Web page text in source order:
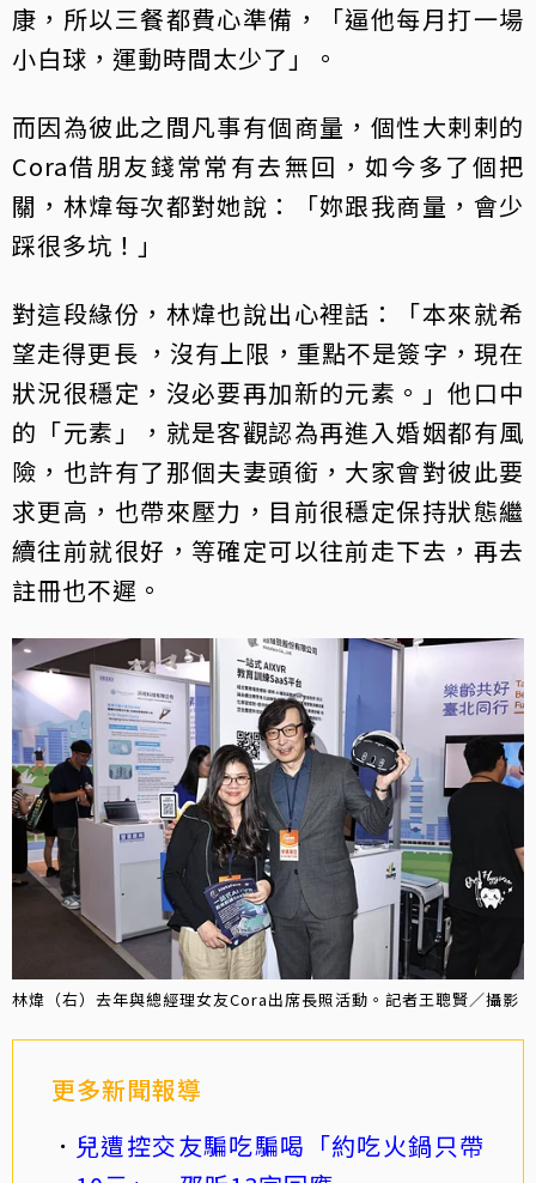
康，所以三餐都費心準備，「逼他每月打一場
小白球，運動時間太少了」。
而因為彼此之間凡事有個商量，個性大剌剌的
Cora借朋友錢常常有去無回，如今多了個把
關，林煒每次都對她說：「妳跟我商量，會少
踩很多坑！」
對這段緣份，林煒也說出心裡話：「本來就希
望走得更長 ，沒有上限，重點不是簽字，現在
狀況很穩定，沒必要再加新的元素。」他口中
的「元素」，就是客觀認為再進入婚姻都有風
險，也許有了那個夫妻頭銜，大家會對彼此要
求更高，也帶來壓力，目前很穩定保持狀態繼
續往前就很好，等確定可以往前走下去，再去
註冊也不遲。
林煒（右）去年與總經理女友Cora出席長照活動。記者王聰賢／攝影
更多新聞報導
兒遭控交友騙吃騙喝「約吃火鍋只帶